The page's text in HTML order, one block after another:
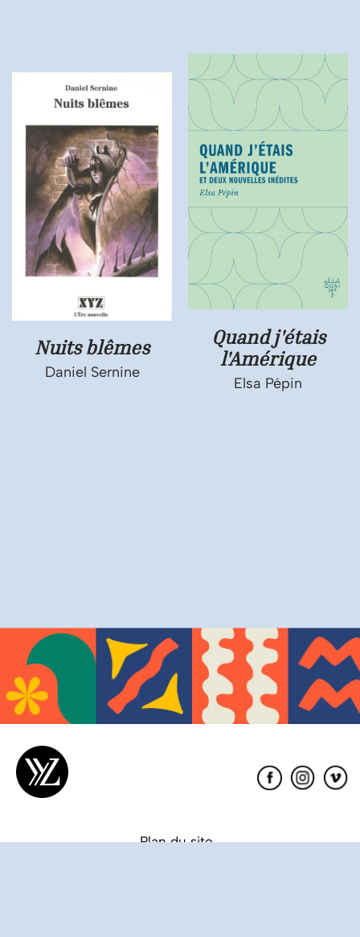
Nuits blêmes
Daniel Sernine
Quand j'étais
l'Amérique
Elsa Pépin
Éditions
XYZ
Plan du site